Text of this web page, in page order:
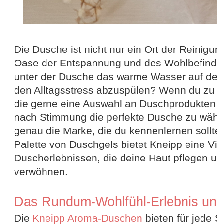
Die Dusche ist nicht nur ein Ort der
Oase der Entspannung und des
unter der Dusche das warme Wasser auf
den Alltagsstress abzuspülen? Wenn du
die gerne eine Auswahl an
nach Stimmung die perfekte Dusche zu
genau die Marke, die du kennenlernen
Palette von Duschgels bietet Kneipp eine
Duscherlebnissen, die deine Haut pflegen
verwöhnen.
Das Rundum-Wohlfühl-Erlebnis
Die Kneipp Aroma-Duschen bieten für jede